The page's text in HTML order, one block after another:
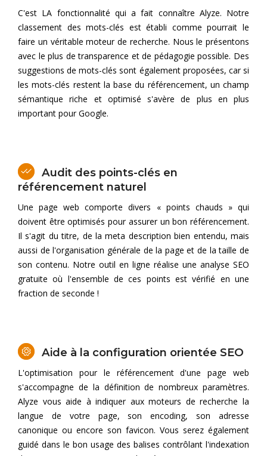
C'est LA fonctionnalité qui a fait connaître Alyze. Notre
classement des mots-clés est établi comme pourrait le
faire un véritable moteur de recherche. Nous le présentons
avec le plus de transparence et de pédagogie possible. Des
suggestions de mots-clés sont également proposées, car si
les mots-clés restent la base du référencement, un champ
sémantique riche et optimisé s'avère de plus en plus
important pour Google.
Audit des points-clés en
référencement naturel
Une page web comporte divers « points chauds » qui
doivent être optimisés pour assurer un bon référencement.
Il s'agit du titre, de la meta description bien entendu, mais
aussi de l'organisation générale de la page et de la taille de
son contenu. Notre outil en ligne réalise une analyse SEO
gratuite où l'ensemble de ces points est vérifié en une
fraction de seconde !
Aide à la configuration orientée SEO
L'optimisation pour le référencement d'une page web
s'accompagne de la définition de nombreux paramètres.
Alyze vous aide à indiquer aux moteurs de recherche la
langue de votre page, son encoding, son adresse
canonique ou encore son favicon. Vous serez également
guidé dans le bon usage des balises contrôlant l'indexation